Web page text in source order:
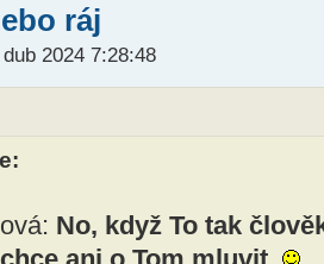
ráj
2024 7:28:48
No, když To tak